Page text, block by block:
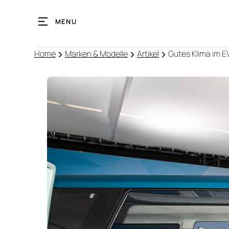
MENU
Home Marken & Modelle Artikel Gutes Klima im